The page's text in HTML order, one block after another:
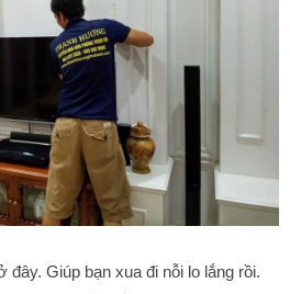
đây. Giúp bạn xua đi nỗi lo lắng rồi.